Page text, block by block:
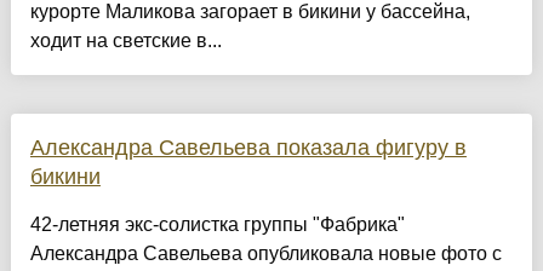
курорте Маликова загорает в бикини у бассейна,
ходит на светские в...
Александра Савельева показала фигуру в
бикини
42-летняя экс-солистка группы "Фабрика"
Александра Савельева опубликовала новые фото с